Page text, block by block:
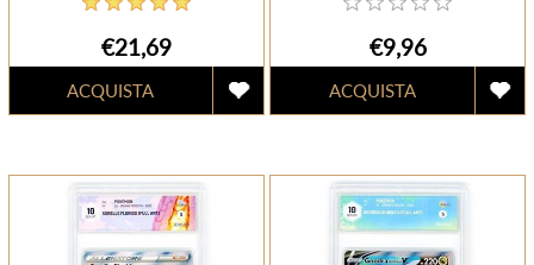
€21,69 €9,96